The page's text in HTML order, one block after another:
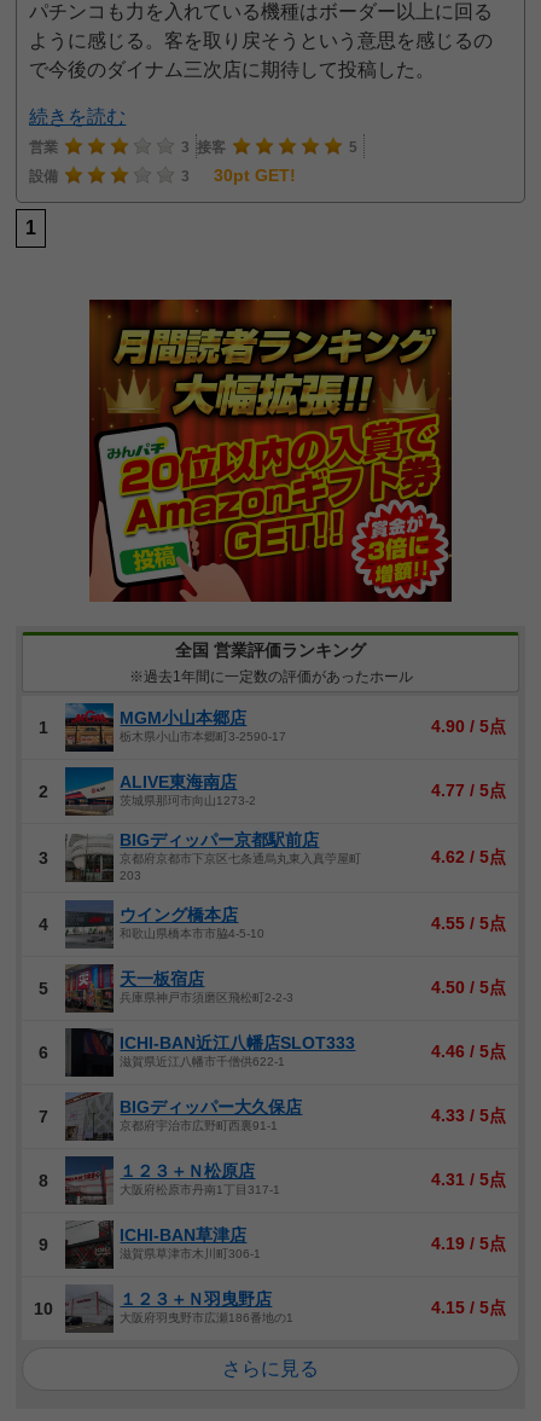
パチンコも力を入れている機種はボーダー以上に回る
ように感じる。客を取り戻そうという意思を感じるの
で今後のダイナム三次店に期待して投稿した。
続きを読む
営業 3 接客
5
設備
3 30pt GET!
1
全国 営業評価ランキング
※過去1年間に一定数の評価があったホール
1 MGM小山本郷店
栃木県小山市本郷町3-2590-17
4.90 / 5点
2 ALIVE東海南店
茨城県那珂市向山1273-2
4.77 / 5点
3
BIGディッパー京都駅前店
京都府京都市下京区七条通烏丸東入真苧屋町
203
4.62 / 5点
4 ウイング橋本店
和歌山県橋本市市脇4-5-10
4.55 / 5点
5 天一板宿店
兵庫県神戸市須磨区飛松町2-2-3
4.50 / 5点
6 ICHI-BAN近江八幡店SLOT333
滋賀県近江八幡市千僧供622-1
4.46 / 5点
7 BIGディッパー大久保店
京都府宇治市広野町西裏91-1
4.33 / 5点
8 １２３＋Ｎ松原店
大阪府松原市丹南1丁目317-1
4.31 / 5点
9 ICHI-BAN草津店
滋賀県草津市木川町306-1
4.19 / 5点
10 １２３＋Ｎ羽曳野店
大阪府羽曳野市広瀬186番地の1
4.15 / 5点
さらに見る